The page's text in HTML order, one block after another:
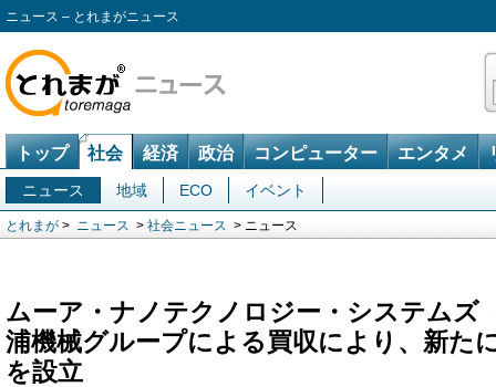
ニュース – とれまがニュース
トップ 社会 経済 政治 コンピューター エンタメ
ニュース 地域 ECO イベント
とれまが > ニュース > 社会ニュース > ニュース
ムーア・ナノテクノロジー・システムズ
浦機械グループによる買収により、新た
を設立